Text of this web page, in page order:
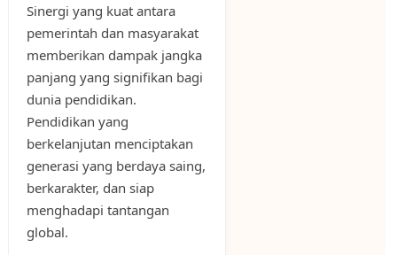
Sinergi yang kuat antara
pemerintah dan masyarakat
memberikan dampak jangka
panjang yang signifikan bagi
dunia pendidikan.
Pendidikan yang
berkelanjutan menciptakan
generasi yang berdaya saing,
berkarakter, dan siap
menghadapi tantangan
global.